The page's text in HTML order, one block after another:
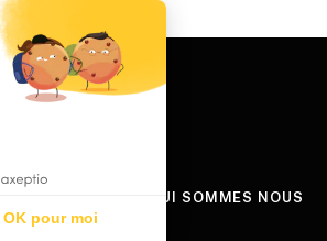
QUI SOMMES NOUS